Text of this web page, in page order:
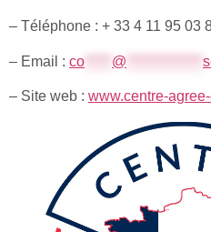
– Téléphone : + 33 4 11 95 03
– Email : co @
– Site web : www.centre-